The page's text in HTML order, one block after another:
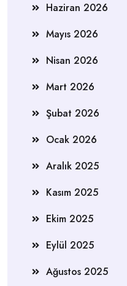
Haziran 2026
Mayıs 2026
Nisan 2026
Mart 2026
Şubat 2026
Ocak 2026
Aralık 2025
Kasım 2025
Ekim 2025
Eylül 2025
Ağustos 2025